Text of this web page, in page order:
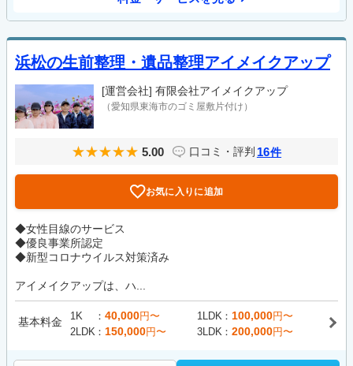
浜松の生前整理・遺品整理アイメイクアップ
[運営会社] 有限会社アイメイクアップ
（愛知県東海市のゴミ屋敷片付け）
5.00 口コミ・評判 16件
お気に入りに追加
◆女性目線のサービス
◆優良事業所認定
◆新型コロナウイルス対策済み
アイメイクアップは、ハ...
基本料金 1K 40,000円〜 1LDK 100,000円〜
2LDK
150,000円〜 3LDK 200,000円〜